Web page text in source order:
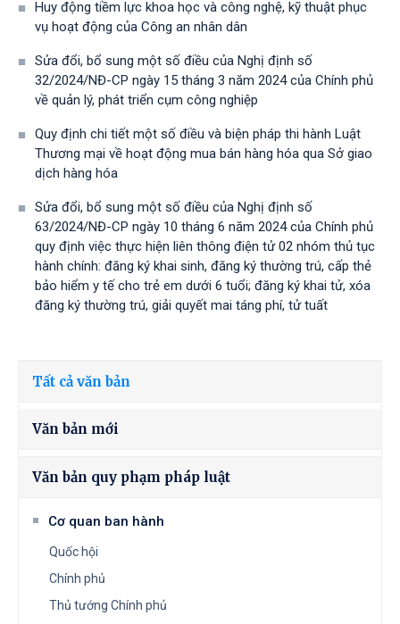
Huy động tiềm lực khoa học và công nghệ, kỹ thuật phục
vụ hoạt động của Công an nhân dân
Sửa đổi, bổ sung một số điều của Nghị định số
32/2024/NĐ-CP ngày 15 tháng 3 năm 2024 của Chính phủ
về quản lý, phát triển cụm công nghiệp
Quy định chi tiết một số điều và biện pháp thi hành Luật
Thương mại về hoạt động mua bán hàng hóa qua Sở giao
dịch hàng hóa
Sửa đổi, bổ sung một số điều của Nghị định số
63/2024/NĐ-CP ngày 10 tháng 6 năm 2024 của Chính phủ
quy định việc thực hiện liên thông điện tử 02 nhóm thủ tục
hành chính: đăng ký khai sinh, đăng ký thường trú, cấp thẻ
bảo hiểm y tế cho trẻ em dưới 6 tuổi; đăng ký khai tử, xóa
đăng ký thường trú, giải quyết mai táng phí, tử tuất
Tất cả văn bản
Văn bản mới
Văn bản quy phạm pháp luật
Cơ quan ban hành
Quốc hội
Chính phủ
Thủ tướng Chính phủ